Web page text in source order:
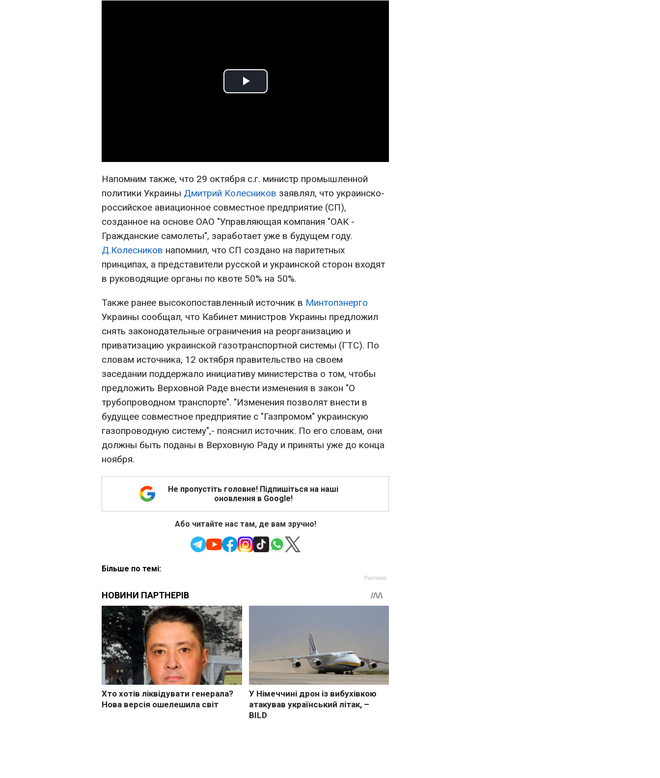
Play
Напомним также, что 29 октября с.г. министр промышленной
политики Украины Дмитрий Колесников заявлял, что украинско-
российское авиационное совместное предприятие (СП),
созданное на основе ОАО "Управляющая компания "ОАК -
Гражданские самолеты", заработает уже в будущем году.
Д.Колесников напомнил, что СП создано на паритетных
принципах, а представители русской и украинской сторон входят
в руководящие органы по квоте 50% на 50%.
Также ранее высокопоставленный источник в Минтопэнерго
Украины сообщал, что Кабинет министров Украины предложил
снять законодательные ограничения на реорганизацию и
приватизацию украинской газотранспортной системы (ГТС). По
словам источника, 12 октября правительство на своем
заседании поддержало инициативу министерства о том, чтобы
предложить Верховной Раде внести изменения в закон "О
трубопроводном транспорте". "Изменения позволят внести в
будущее совместное предприятие с "Газпромом" украинскую
газопроводную систему",- пояснил источник. По его словам, они
должны быть поданы в Верховную Раду и приняты уже до конца
ноября.
Не пропустіть головне! Підпишіться на наші
оновлення в Google!
Або читайте нас там, де вам зручно!
Більше по темі: